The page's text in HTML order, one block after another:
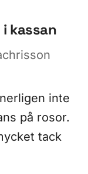
i kassan
inte
på rosor.
tack